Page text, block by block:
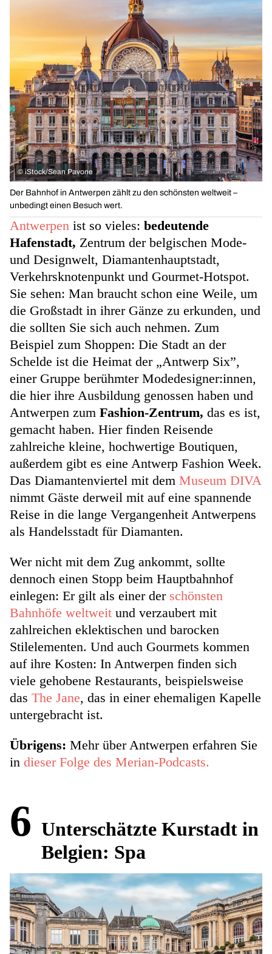
© iStock/Sean Pavone
Der Bahnhof in Antwerpen zählt zu den schönsten weltweit –
unbedingt einen Besuch wert.
Antwerpen ist so vieles: bedeutende
Hafenstadt, Zentrum der belgischen Mode-
und Designwelt, Diamantenhauptstadt,
Verkehrsknotenpunkt und Gourmet-Hotspot.
Sie sehen: Man braucht schon eine Weile, um
die Großstadt in ihrer Gänze zu erkunden, und
die sollten Sie sich auch nehmen. Zum
Beispiel zum Shoppen: Die Stadt an der
Schelde ist die Heimat der „Antwerp Six”,
einer Gruppe berühmter Modedesigner:innen,
die hier ihre Ausbildung genossen haben und
Antwerpen zum Fashion-Zentrum, das es ist,
gemacht haben. Hier finden Reisende
zahlreiche kleine, hochwertige Boutiquen,
außerdem gibt es eine Antwerp Fashion Week.
Das Diamantenviertel mit dem Museum DIVA
nimmt Gäste derweil mit auf eine spannende
Reise in die lange Vergangenheit Antwerpens
als Handelsstadt für Diamanten.
Wer nicht mit dem Zug ankommt, sollte
dennoch einen Stopp beim Hauptbahnhof
einlegen: Er gilt als einer der schönsten
Bahnhöfe weltweit und verzaubert mit
zahlreichen eklektischen und barocken
Stilelementen. Und auch Gourmets kommen
auf ihre Kosten: In Antwerpen finden sich
viele gehobene Restaurants, beispielsweise
das The Jane, das in einer ehemaligen Kapelle
untergebracht ist.
Übrigens: Mehr über Antwerpen erfahren Sie
in dieser Folge des Merian-Podcasts.
6 Unterschätzte Kurstadt in
Belgien: Spa